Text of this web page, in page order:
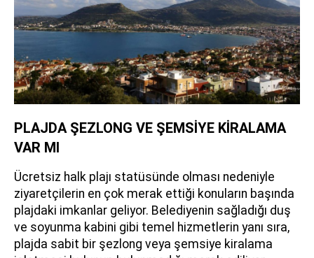
PLAJDA ŞEZLONG VE ŞEMSİYE KİRALAMA
VAR MI
Ücretsiz halk plajı statüsünde olması nedeniyle
ziyaretçilerin en çok merak ettiği konuların başında
plajdaki imkanlar geliyor. Belediyenin sağladığı duş
ve soyunma kabini gibi temel hizmetlerin yanı sıra,
plajda sabit bir şezlong veya şemsiye kiralama